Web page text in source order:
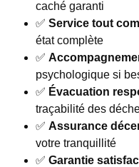
caché garanti
✅ Service tout
état complète
✅
psychologique si
✅ Évacuation
traçabilité des
✅ Assurance
votre tranquillité
✅ Garantie